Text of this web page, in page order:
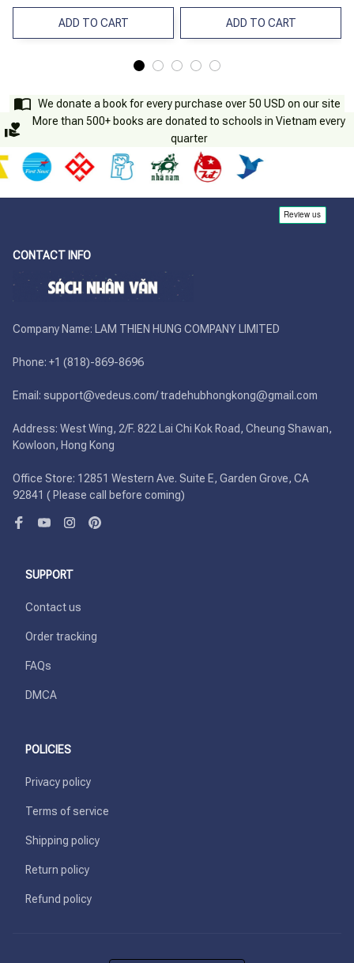
ADD TO CART ADD TO CART
We donate a book for every purchase over 50 USD on our site
More than 500+ books are donated to schools in Vietnam every
quarter
CONTACT INFO
Company Name: LAM THIEN HUNG COMPANY LIMITED
Phone: +1 (818)-869-8696
Email: support@vedeus.com/ tradehubhongkong@gmail.com
Address: West Wing, 2/F. 822 Lai Chi Kok Road, Cheung Shawan,
Kowloon, Hong Kong
Office Store: 12851 Western Ave. Suite E, Garden Grove, CA
92841 ( Please call before coming)
SUPPORT
Contact us
Order tracking
FAQs
DMCA
POLICIES
Privacy policy
Terms of service
Shipping policy
Return policy
Refund policy